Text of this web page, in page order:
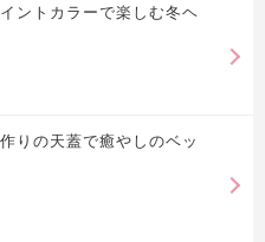
ントカラーで楽しむ冬ヘ
りの天蓋で癒やしのベッ